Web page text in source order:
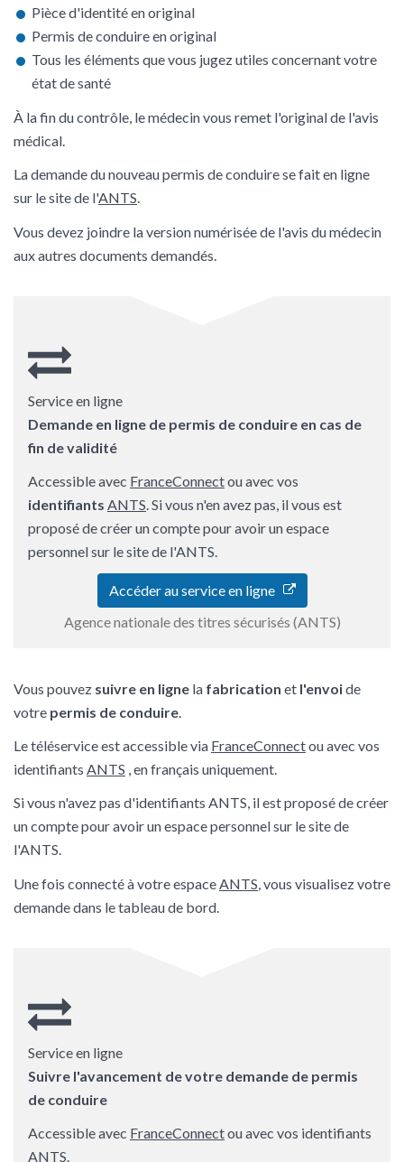
Pièce d'identité en original
Permis de conduire en original
Tous les éléments que vous jugez utiles concernant votre
état de santé
À la fin du contrôle, le médecin vous remet l'original de l'avis
médical.
La demande du nouveau permis de conduire se fait en ligne
sur le site de l'ANTS.
Vous devez joindre la version numérisée de l'avis du médecin
aux autres documents demandés.
Service en ligne
Demande en ligne de permis de conduire en cas de
fin de validité
Accessible avec FranceConnectou avec vos
identifiants ANTS . Si vous n'en avez pas, il vous est
proposé de créer un compte pour avoir un espace
personnel sur le site de l'ANTS.
Accéder au service en ligne
Agence nationale des titres sécurisés (ANTS)
Vous pouvez suivre en ligne la fabrication et l'envoide
votre permis de conduire.
Le téléservice est accessible via FranceConnectou avec vos
identifiants ANTS , en français uniquement.
Si vous n'avez pas d'identifiants ANTS, il est proposé de créer
un compte pour avoir un espace personnel sur le site de
l'ANTS.
Une fois connecté à votre espace ANTS , vous visualisez votre
demande dans le tableau de bord.
Service en ligne
Suivre l'avancement de votre demande de permis
de conduire
Accessible avec FranceConnectou avec vos identifiants
ANTS.